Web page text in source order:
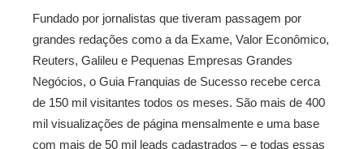
Fundado por jornalistas que tiveram passagem por
grandes redações como a da Exame, Valor Econômico,
Reuters, Galileu e Pequenas Empresas Grandes
Negócios, o Guia Franquias de Sucesso recebe cerca
de 150 mil visitantes todos os meses. São mais de 400
mil visualizações de página mensalmente e uma base
com mais de 50 mil leads cadastrados – e todas essas